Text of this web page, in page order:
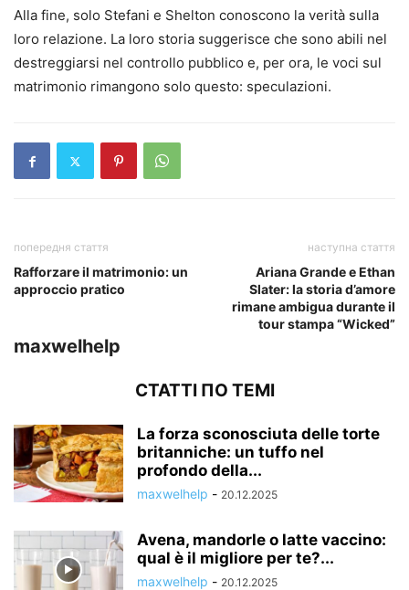
Alla fine, solo Stefani e Shelton conoscono la verità sulla
loro relazione. La loro storia suggerisce che sono abili nel
destreggiarsi nel controllo pubblico e, per ora, le voci sul
matrimonio rimangono solo questo: speculazioni.
попередня стаття
Rafforzare il matrimonio: un
approccio pratico
наступна стаття
Ariana Grande e Ethan
Slater: la storia d’amore
rimane ambigua durante il
tour stampa “Wicked”
maxwelhelp
СТАТТІ ПО ТЕМІ
La forza sconosciuta delle torte
britanniche: un tuffo nel
profondo della...
maxwelhelp - 20.12.2025
Avena, mandorle o latte vaccino:
qual è il migliore per te?...
maxwelhelp - 20.12.2025